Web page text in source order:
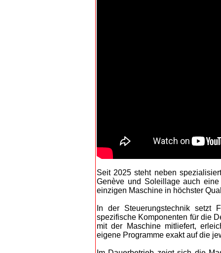
Seit 2025 steht neben
Genève und Soleillage auch
einzigen Maschine in höchster
In der Steuerungstechnik setzt
spezifische Komponenten für die
mit der Maschine mitliefert,
eigene Programme exakt auf die